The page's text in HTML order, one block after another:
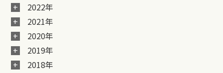
2022年
2021年
2020年
2019年
2018年